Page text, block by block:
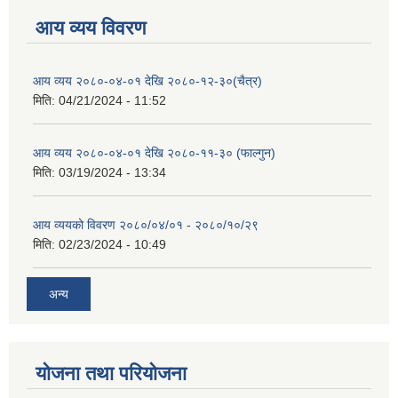
आय व्यय विवरण
आय व्यय २०८०-०४-०१ देखि २०८०-१२-३०(चैत्र)
मिति: 04/21/2024 - 11:52
आय व्यय २०८०-०४-०१ देखि २०८०-११-३० (फाल्गुन)
मिति: 03/19/2024 - 13:34
आय व्ययको विवरण २०८०/०४/०१ - २०८०/१०/२९
मिति: 02/23/2024 - 10:49
अन्य
योजना तथा परियोजना